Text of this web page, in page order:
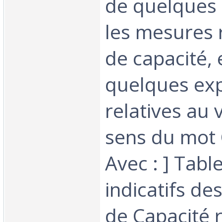
de
les mesures
de capacité,
quelques
relatives au
sens du mot
Avec : ]
indicatifs
de Capacité